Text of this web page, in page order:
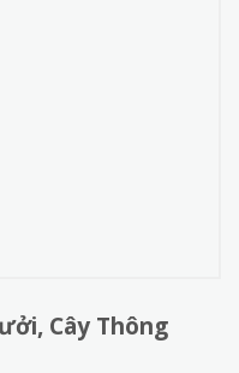
Cây Thông